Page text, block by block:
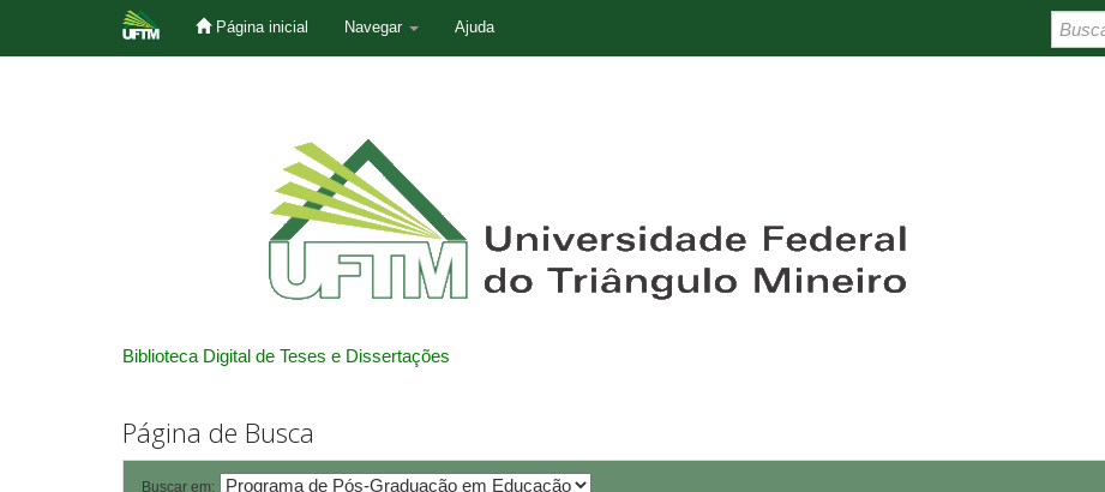
Página inicial Navegar Ajuda
Biblioteca Digital de Teses e Dissertações
Página de Busca
Buscar em: